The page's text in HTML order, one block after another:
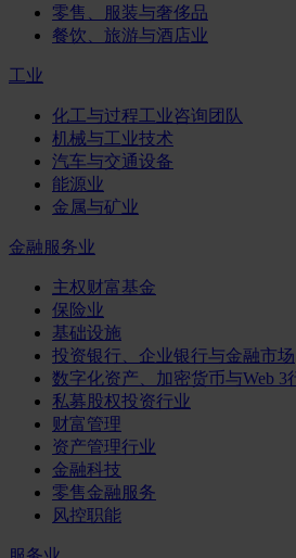
零售、服装与奢侈品
餐饮、旅游与酒店业
工业
化工与过程工业咨询团队
机械与工业技术
汽车与交通设备
能源业
金属与矿业
金融服务业
主权财富基金
保险业
基础设施
投资银行、企业银行与金融市场
数字化资产、加密货币与Web 3
私募股权投资行业
财富管理
资产管理行业
金融科技
零售金融服务
风控职能